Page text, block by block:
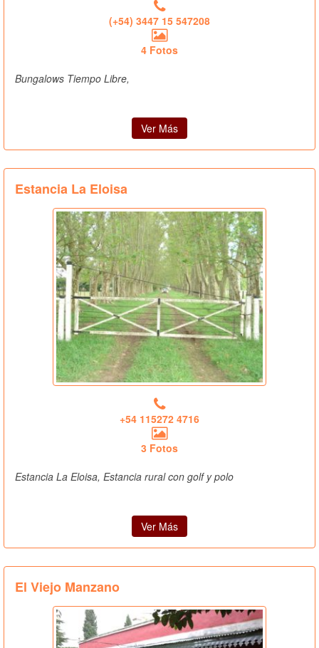
(+54) 3447 15 547208
4 Fotos
Bungalows Tiempo Libre,
Ver Más
Estancia La Eloisa
+54 115272 4716
3 Fotos
Estancia La Eloisa, Estancia rural con golf y polo
Ver Más
El Viejo Manzano